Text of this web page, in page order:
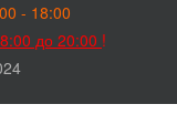
- 18:00
до 20:00 !